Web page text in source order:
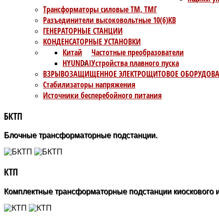
Трансформаторы силовые ТМ, ТМГ
Разъединители высоковольтные 10(6)КВ
ГЕНЕРАТОРНЫЕ СТАНЦИИ
КОНДЕНСАТОРНЫЕ УСТАНОВКИ
Частотные преобразователи
Китай
HYUNDAIУстройства плавного пуска
ВЗРЫВОЗАЩИЩЕННОЕ ЭЛЕКТРОЩИТОВОЕ
Стабилизаторы напряжения
Источники бесперебойного питания
БКТП
Блочные трансформаторные подстанции.
КТП
Комплектные трансформаторные подстанции киоскового